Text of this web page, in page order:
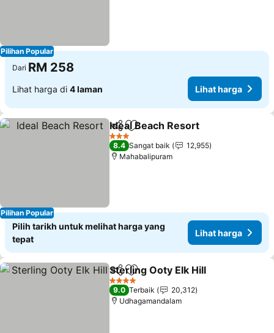
Pilihan Popular
Dari RM 258
Lihat harga di 4 laman Lihat harga
Pilihan Popular
KongsiTambah ke favorit
Ideal Beach Resort
3 Bintang
8.4 Sangat baik
12,955
Mahabalipuram
Pilih tarikh untuk melihat harga yang
tepat
Lihat harga
KongsiTambah ke favorit
Sterling Ooty Elk Hill
4 Bintang
9.0 Terbaik
20,312
Udhagamandalam